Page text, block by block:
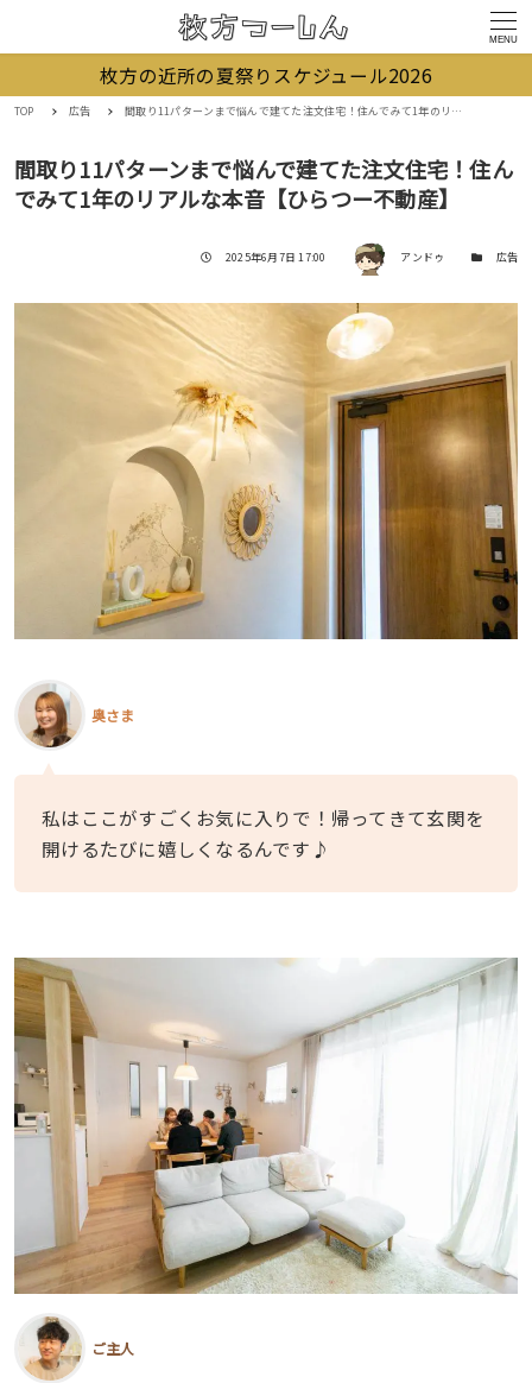
MENU
枚方の近所の夏祭りスケジュール2026
TOP 広告 間取り11パターンまで悩んで建てた注文住宅！住んでみて1年のリアルな本音【ひらつー不動産】
間取り11パターンまで悩んで建てた注文住宅！住ん
でみて1年のリアルな本音【ひらつー不動産】
投稿日
2025年6月7日 17:00 著者 アンドゥ カテゴリー
広告
奥さま
私はここがすごくお気に入りで！帰ってきて玄関を
開けるたびに嬉しくなるんです♪
ご主人